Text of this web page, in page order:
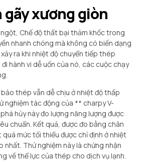
gãy xương giòn
Chế độ thất bại thảm khốc trong
nhanh chóng mà không có biến dạng
ra khi nhiệt độ chuyển tiếp thép
hành vi dễ uốn của nó, các cuộc chạy
thép vẫn dễ chịu ở nhiệt độ thấp
nghiệm tác động của ** charpy V-
hủy này đo lượng năng lượng được
chuẩn. Kết quả, được đo bằng chân
mức tối thiểu được chỉ định ở nhiệt
nhất. Thử nghiệm này là chứng nhận
về thể lực của thép cho dịch vụ lạnh.